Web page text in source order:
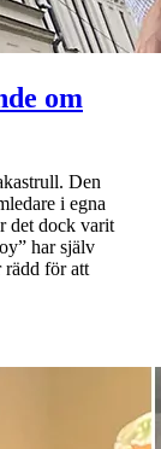
om
Den
i egna
det dock varit
har själv
rädd för att